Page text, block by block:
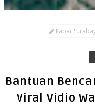
Kabar
Bantuan
Viral Vidio